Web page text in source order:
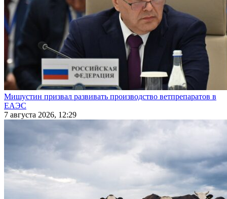
Мишустин призвал развивать производство ветпрепаратов в
ЕАЭС
7 августа 2026, 12:29